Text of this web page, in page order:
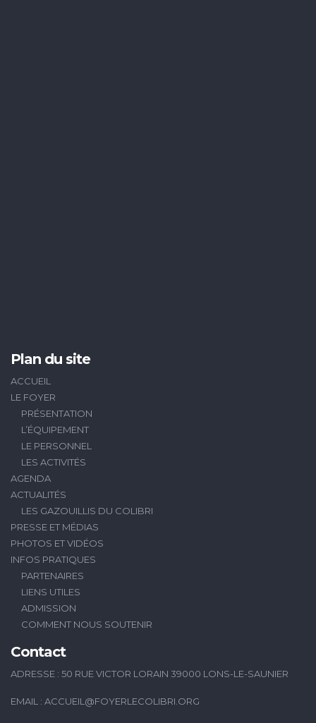
Plan du site
ACCUEIL
LE FOYER
PRÉSENTATION
L’ÉQUIPEMENT
LE PERSONNEL
LES ACTIVITÉS
AGENDA
ACTUALITÉS
LES GAZOUILLIS DU COLIBRI
PRESSE ET MÉDIAS
PHOTOS ET VIDÉOS
INFOS PRATIQUES
PARTENAIRES
LIENS UTILES
ADMISSION
COMMENT NOUS SOUTENIR
Contact
ADRESSE : 50 RUE VICTOR LORAIN 39000 LONS-LE-SAUNIER
EMAIL : ACCUEIL@FOYERLECOLIBRI.ORG